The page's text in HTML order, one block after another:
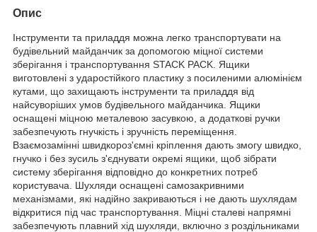
Опис
Інструменти та приладдя можна легко транспортувати на
будівельний майданчик за допомогою міцної системи
зберігання і транспортування STACK PACK. Ящики
виготовлені з ударостійкого пластику з посиленими алюмінієм
кутами, що захищають інструменти та приладдя від
найсуворіших умов будівельного майданчика. Ящики
оснащені міцною металевою засувкою, а додаткові ручки
забезпечують гнучкість і зручність переміщення.
Взаємозамінні швидкороз'ємні кріплення дають змогу швидко,
гнучко і без зусиль з'єднувати окремі ящики, щоб зібрати
систему зберігання відповідно до конкретних потреб
користувача. Шухляди оснащені самозакривними
механізмами, які надійно закриваються і не дають шухлядам
відкритися під час транспортування. Міцні сталеві напрямні
забезпечують плавний хід шухляди, включно з роздільниками